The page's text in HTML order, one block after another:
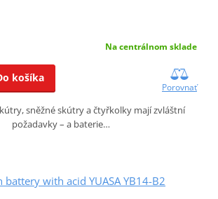
Na centrálnom sklade
košíka
Porovnať
sněžné skútry a čtyřkolky mají zvláštní
požadavky – a baterie…
battery with acid YUASA YB14-B2